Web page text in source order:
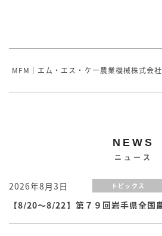
MFM｜エム・エス・ケー農業機械株式会社
NEWS
ニュース
2026年8月3日 トピックス